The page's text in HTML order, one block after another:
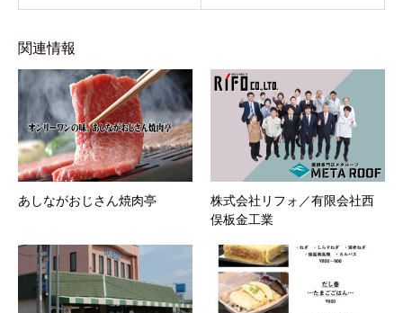
関連情報
あしながおじさん焼肉亭
株式会社リフォ／有限会社西
俣板金工業